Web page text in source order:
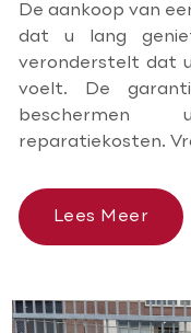
De aankoop van
dat u lang
veronderstelt dat
voelt. De
reparatiekosten.
Lees Meer